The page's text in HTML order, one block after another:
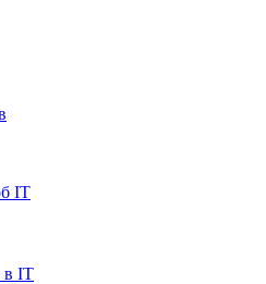
IT
в IT